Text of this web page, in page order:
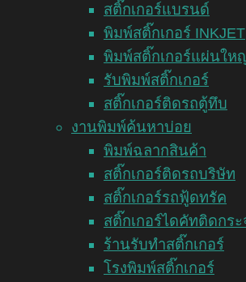
สติ๊กเกอร์แบรนด์
พิมพ์สติ๊กเกอร์ INKJET
พิมพ์สติ๊กเกอร์แผ่นให
รับพิมพ์สติ๊กเกอร์
สติ๊กเกอร์ติดรถตู้ทึบ
งานพิมพ์ค้นหาบ่อย
พิมพ์ฉลากสินค้า
สติ๊กเกอร์ติดรถบริษัท
สติ๊กเกอร์รถฟู้ดทรัค
สติ๊กเกอร์ไดคัทติดกระ
ร้านรับทำสติ๊กเกอร์
โรงพิมพ์สติ๊กเกอร์